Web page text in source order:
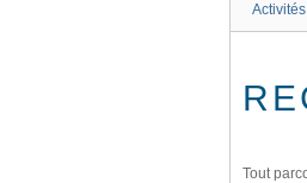
Activités
Tout